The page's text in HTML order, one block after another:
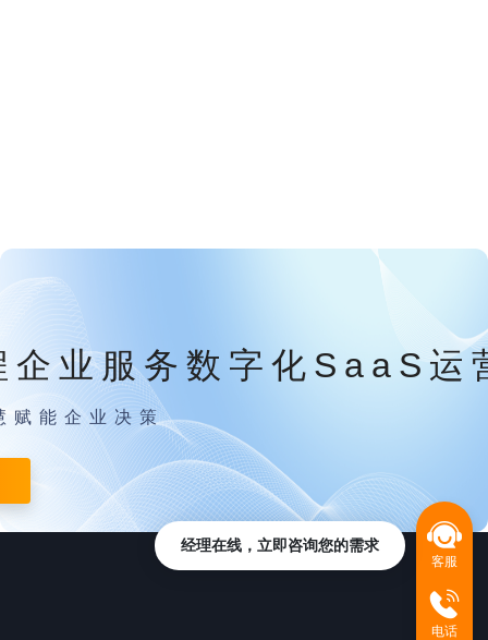
企业服务数字化SaaS运
赋能企业决策
客服
电话
经理在线，立即咨询您的需求